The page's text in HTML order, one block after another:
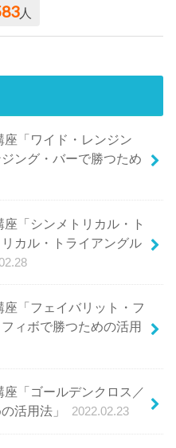
人
「ワイド・レンジン
ング・バーで勝つため
「シンメトリカル・ト
カル・トライアングル
「フェイバリット・フ
ィボで勝つための活用
「ゴールデンクロス／
活用法」
2022.02.23